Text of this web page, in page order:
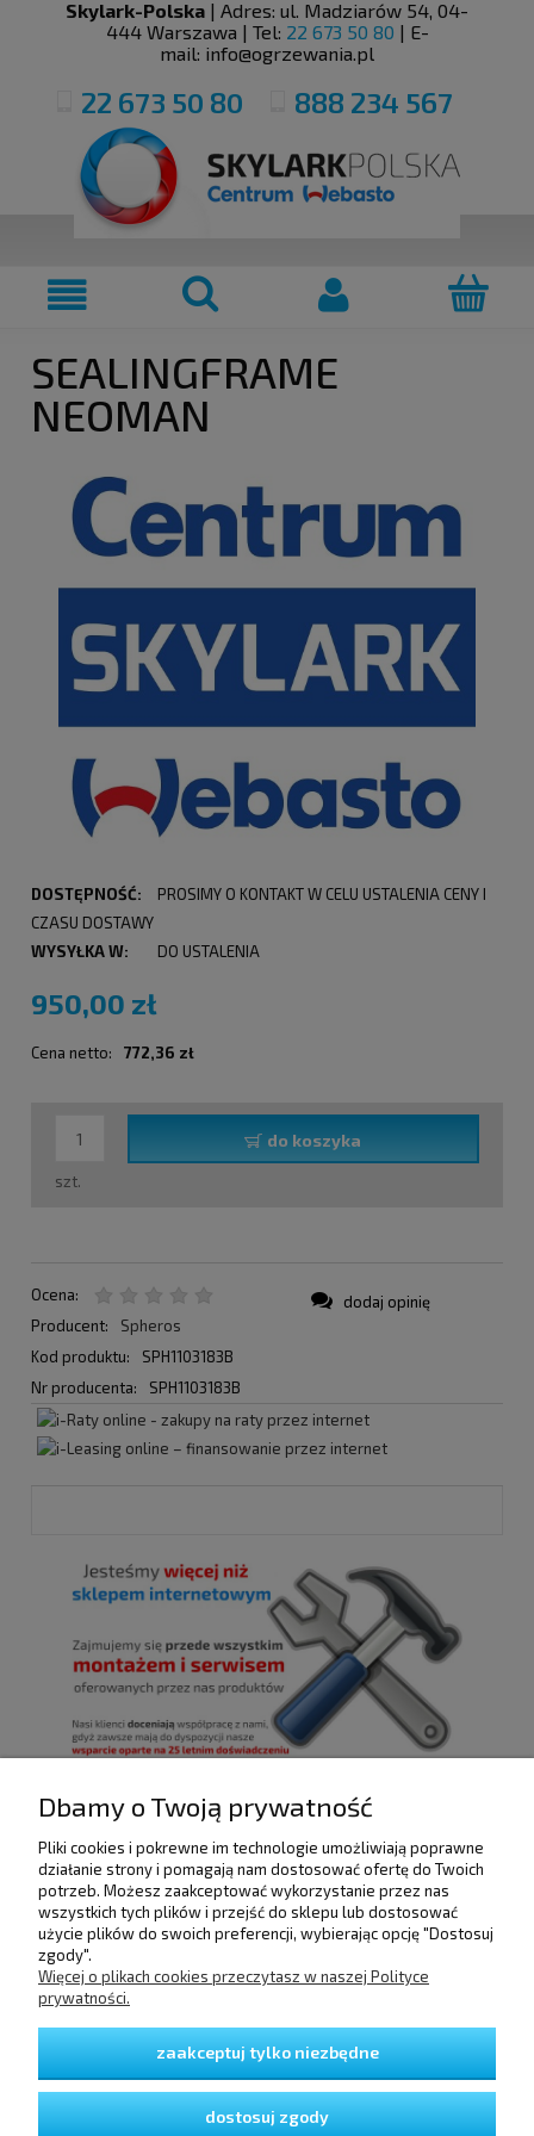
Skylark-Polska | Adres: ul. Madziarów 54, 04-
444 Warszawa | Tel: 22 673 50 80 | E-
mail: info@ogrzewania.pl
22 673 50 80 888 234 567
SEALINGFRAME
NEOMAN
DOSTĘPNOŚĆ:
PROSIMY O KONTAKT W CELU USTALENIA CENY I
CZASU DOSTAWY
WYSYŁKA W:
DO USTALENIA
950,00 zł
Cena netto: 772,36 zł
szt.
do koszyka
Ocena:
Producent:
Spheros
Kod produktu:
SPH1103183B
Nr producenta:
SPH1103183B
dodaj opinię
POMOC
DOSTAWA I PŁATNOŚCI
GWARANCJA I ZWROTY
Dbamy o Twoją prywatność
Pliki cookies i pokrewne im technologie umożliwiają poprawne
działanie strony i pomagają nam dostosować ofertę do Twoich
potrzeb. Możesz zaakceptować wykorzystanie przez nas
wszystkich tych plików i przejść do sklepu lub dostosować
użycie plików do swoich preferencji, wybierając opcję "Dostosuj
zgody".
Więcej o plikach cookies przeczytasz w naszej Polityce
prywatności.
zaakceptuj tylko niezbędne
dostosuj zgody